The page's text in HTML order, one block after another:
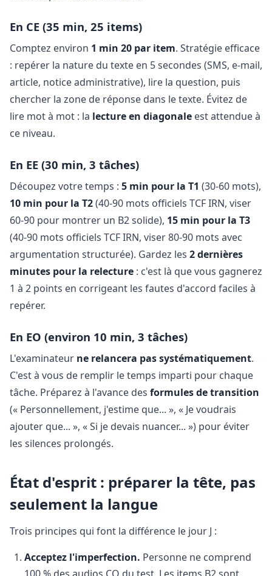
En CE (35 min, 25 items)
Comptez environ 1 min 20 par item. Stratégie efficace
: repérer la nature du texte en 5 secondes (SMS, e-mail,
article, notice administrative), lire la question, puis
chercher la zone de réponse dans le texte. Évitez de
lire mot à mot : la lecture en diagonale est attendue à
ce niveau.
En EE (30 min, 3 tâches)
Découpez votre temps : 5 min pour la T1 (30-60 mots),
10 min pour la T2(40-90 mots officiels TCF IRN, viser
60-90 pour montrer un B2 solide), 15 min pour la T3
(40-90 mots officiels TCF IRN, viser 80-90 mots avec
argumentation structurée). Gardez les 2 dernières
minutes pour la relecture : c'est là que vous gagnerez
1 à 2 points en corrigeant les fautes d'accord faciles à
repérer.
En EO (environ 10 min, 3 tâches)
L'examinateur ne relancera pas systématiquement.
C'est à vous de remplir le temps imparti pour chaque
tâche. Préparez à l'avance des formules de transition
(« Personnellement, j'estime que... », « Je voudrais
ajouter que... », « Si je devais nuancer... ») pour éviter
les silences prolongés.
État d'esprit : préparer la tête, pas
seulement la langue
Trois principes qui font la différence le jour J :
Acceptez l'imperfection. Personne ne comprend